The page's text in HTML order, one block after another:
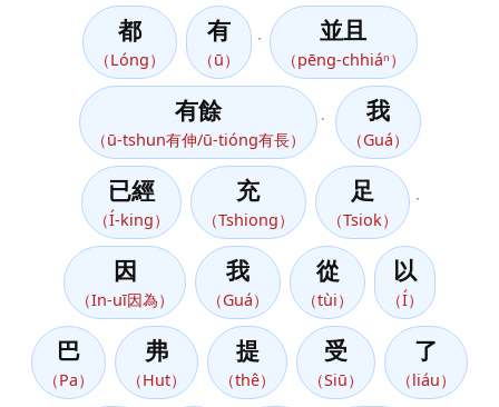
都
（Lóng）
有
（ū）
並且
（pēng-chhiáⁿ）
有餘
（ū-tshun有伸/ū-tióng有長）
我
（Guá）
已經
（Í-king）
充
（Tshiong）
足
（Tsiok）
因
（In-uī因為）
我
（Guá）
從
（tùi）
以
（Í）
巴
（Pa）
弗
（Hut）
提
（thê）
受
（Siū）
了
（liáu）